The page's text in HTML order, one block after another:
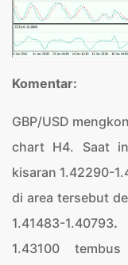
Komentar:
GBP/USD
chart H4. Saat
kisaran 1.42290-
di area tersebut
1.41483-1.40793.
1.43100